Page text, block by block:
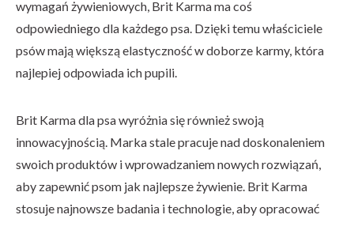
wymagań żywieniowych, Brit Karma ma coś
odpowiedniego dla każdego psa. Dzięki temu właściciele
psów mają większą elastyczność w doborze karmy, która
najlepiej odpowiada ich pupili.
Brit Karma dla psa wyróżnia się również swoją
innowacyjnością. Marka stale pracuje nad doskonaleniem
swoich produktów i wprowadzaniem nowych rozwiązań,
aby zapewnić psom jak najlepsze żywienie. Brit Karma
stosuje najnowsze badania i technologie, aby opracować